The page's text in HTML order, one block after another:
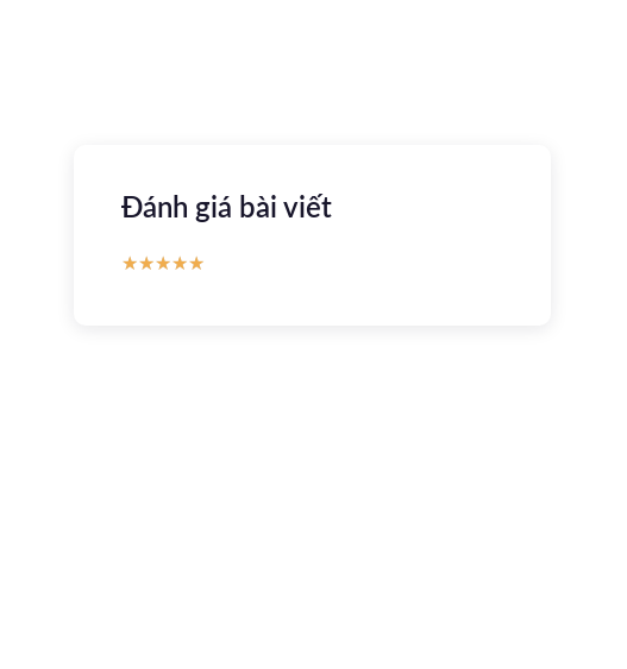
Đánh giá bài viết
★★★★★